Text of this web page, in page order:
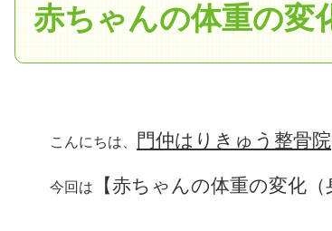
赤ちゃんの体重の変
こんにちは、 門仲はりきゅう整骨院
今回は 【赤ちゃんの体重の変化（